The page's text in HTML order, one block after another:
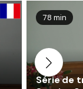
78 min
Série de